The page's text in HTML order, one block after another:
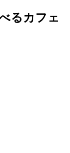
るカフェ